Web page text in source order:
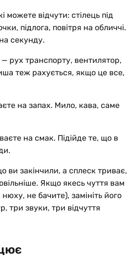
можете відчути: стілець під
підлога, повітря на обличчі.
секунду.
— рух транспорту, вентилятор,
теж рахується, якщо це все,
на запах. Мило, кава, саме
на смак. Підійде те, що в
ви закінчили, а сплеск триває,
Якщо якесь чуття вам
не бачите), замініть його
три звуки, три відчуття